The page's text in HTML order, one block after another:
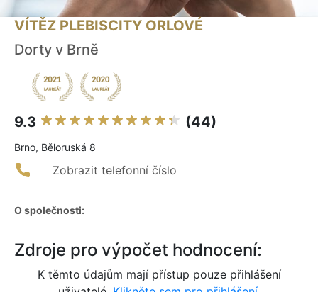
VÍTĚZ PLEBISCITY ORLOVÉ
Dorty v Brně
9.3 (44)
Brno, Běloruská 8
Zobrazit telefonní číslo
O společnosti:
Zdroje pro výpočet hodnocení:
K těmto údajům mají přístup pouze přihlášení